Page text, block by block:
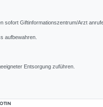
sofort Giftinformationszentrum/Arzt
aufbewahren.
Entsorgung zuführen.